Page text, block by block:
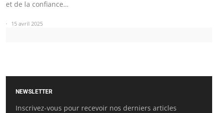
et de la confiance…
15 avril 2025
NEWSLETTER
Inscrivez-vous pour recevoir nos derniers articles